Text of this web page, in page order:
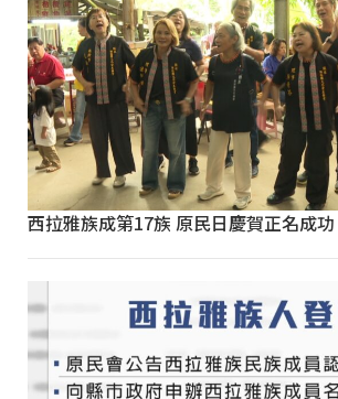
西拉雅族成第17族 原民日慶賀正名成功